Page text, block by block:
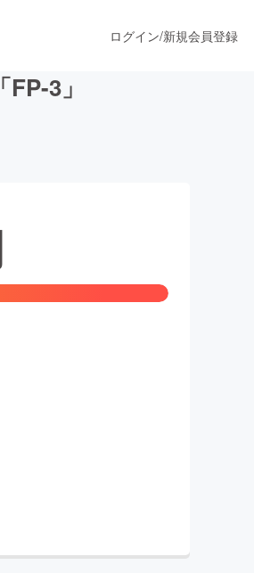
ン
ログイン/新規会員登録
3」